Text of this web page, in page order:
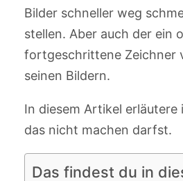
Bilder schneller weg
stellen. Aber auch der ein
fortgeschrittene Zeichner
seinen Bildern.
In diesem Artikel erläutere
das nicht machen darfst.
Das findest du in